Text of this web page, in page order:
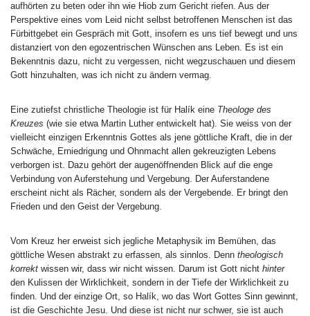
aufhörten zu beten oder ihn wie Hiob zum Gericht riefen. Aus der
Perspektive eines vom Leid nicht selbst betroffenen Menschen ist das
Fürbittgebet ein Gespräch mit Gott, insofern es uns tief bewegt und uns
distanziert von den egozentrischen Wünschen ans Leben. Es ist ein
Bekenntnis dazu, nicht zu vergessen, nicht wegzuschauen und diesem
Gott hinzuhalten, was ich nicht zu ändern vermag.
Eine zutiefst christliche Theologie ist für Halík eine Theologe des
Kreuzes (wie sie etwa Martin Luther entwickelt hat). Sie weiss von der
vielleicht einzigen Erkenntnis Gottes als jene göttliche Kraft, die in der
Schwäche, Erniedrigung und Ohnmacht allen gekreuzigten Lebens
verborgen ist. Dazu gehört der augenöffnenden Blick auf die enge
Verbindung von Auferstehung und Vergebung. Der Auferstandene
erscheint nicht als Rächer, sondern als der Vergebende. Er bringt den
Frieden und den Geist der Vergebung.
Vom Kreuz her erweist sich jegliche Metaphysik im Bemühen, das
göttliche Wesen abstrakt zu erfassen, als sinnlos. Denn theologisch
korrekt wissen wir, dass wir nicht wissen. Darum ist Gott nicht hinter
den Kulissen der Wirklichkeit, sondern in der Tiefe der Wirklichkeit zu
finden. Und der einzige Ort, so Halík, wo das Wort Gottes Sinn gewinnt,
ist die Geschichte Jesu. Und diese ist nicht nur schwer, sie ist auch